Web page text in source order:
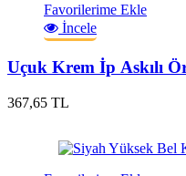
Favorilerime Ekle
İncele
Uçuk Krem İp Askılı
367,65 TL